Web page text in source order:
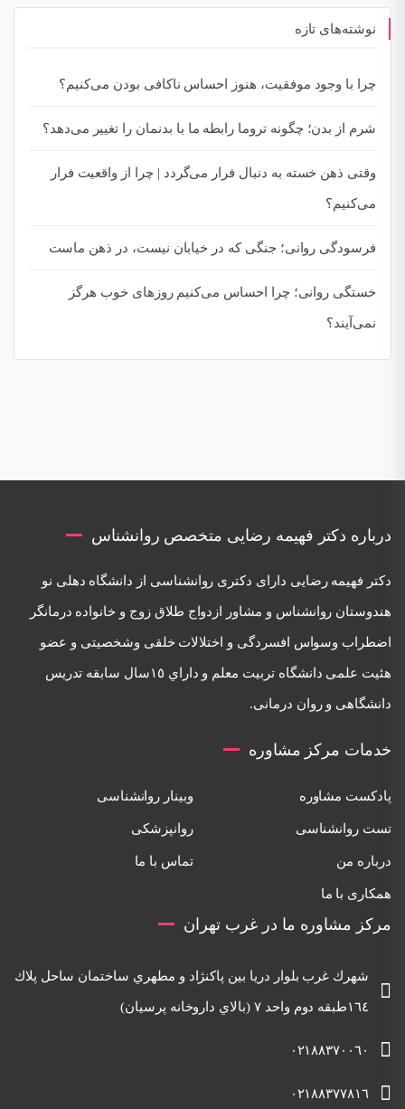
نوشته‌های تازه
چرا با وجود موفقیت، هنوز احساس ناکافی بودن می‌کنیم؟
شرم از بدن؛ چگونه تروما رابطه ما با بدنمان را تغییر می‌دهد؟
وقتی ذهن خسته به دنبال فرار می‌گردد | چرا از واقعیت فرار
می‌کنیم؟
فرسودگی روانی؛ جنگی که در خیابان نیست، در ذهن ماست
خستگی روانی؛ چرا احساس می‌کنیم روزهای خوب هرگز
نمی‌آیند؟
درباره دکتر فهیمه رضایی متخصص روانشناس
دكتر فهيمه رضايی دارای دكتری روانشناسی از دانشگاه دهلی نو
هندوستان روانشناس و مشاور ازدواج طلاق زوج و خانواده درمانگر
اضطراب وسواس افسردگی و اختلالات خلقی وشخصيتی و عضو
هئيت علمی دانشگاه تربيت معلم و داراي ١٥سال سابقه تدريس
دانشگاهی و روان درمانی.
خدمات مرکز مشاوره
پادکست مشاوره وبینار روانشناسی
تست روانشناسی روانپزشکی
درباره من تماس با ما
همکاری با ما
مرکز مشاوره ما در غرب تهران
شهرك غرب بلوار دريا بين پاكنژاد و مطهري ساختمان ساحل پلاك
١٦٤طبقه دوم واحد ٧ (بالاي داروخانه پرسيان)
٠٢١٨٨٣٧٠٠٦٠
٠٢١٨٨٣٧٧٨١٦